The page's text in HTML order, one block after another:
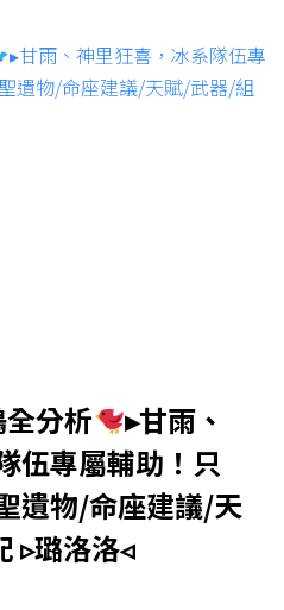
全分析
▸甘雨、
伍專屬輔助！只
遺物/命座建議/天
▹璐洛洛◃